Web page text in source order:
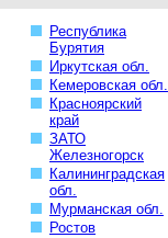
Республика
Бурятия
Иркутская обл.
Кемеровская обл.
Красноярский
край
ЗАТО
Железногорск
Калининградская
обл.
Мурманская обл.
Ростов